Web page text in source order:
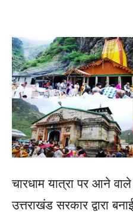
चारधाम यात्रा पर आने
उत्तराखंड सरकार द्वारा